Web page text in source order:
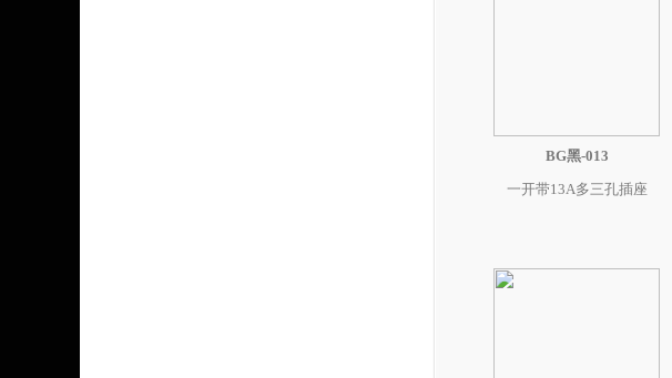
BG黑-013
一开带13A多三孔插座